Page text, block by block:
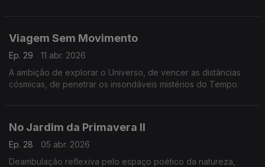
Viagem Sem Movimento
Ep. 29
11 abr. 2026
A ambição de explorar o Universo, de vencer as distâncias
cósmicas, de penetrar os insondáveis mistérios do Tempo.
No Jardim da Primavera II
Ep. 28
05 abr. 2026
Deambulação reflexiva pelo espaço poético da natureza,